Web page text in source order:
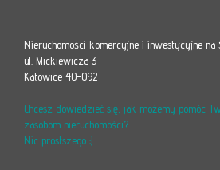
Nieruchomości komercyjne i inwestycyjne na
ul. Mickiewicza 3
Katowice 40-092
Chcesz dowiedzieć się, jak możemy pomóc
zasobom nieruchomości?
Nic prostszego :)